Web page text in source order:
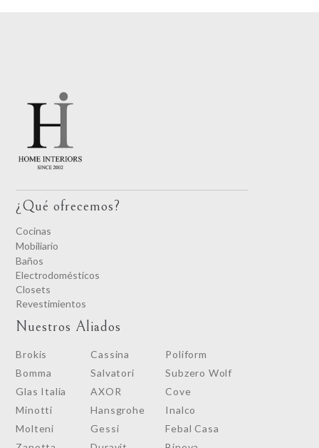
¿Qué ofrecemos?
Cocinas
Mobiliario
Baños
Electrodomésticos
Closets
Revestimientos
Nuestros Aliados
Brokis
Bomma
Glas Italia
Minotti
Molteni
Cassina
Salvatori
AXOR
Hansgrohe
Gessi
Poliform
Subzero Wolf
Cove
Inalco
Febal Casa